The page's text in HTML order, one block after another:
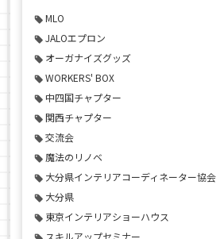
MLO
JALOエプロン
オーガナイズグッズ
WORKERS' BOX
中四国チャプター
関西チャプター
交流会
魔法のリノベ
大分県インテリアコーディネーター協会
大分県
東京インテリアショーハウス
スキルアップセミナー